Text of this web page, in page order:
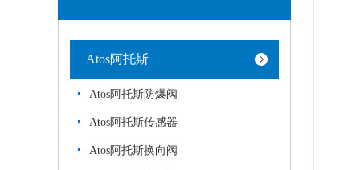
Atos阿托斯
Atos阿托斯防爆阀
Atos阿托斯传感器
Atos阿托斯换向阀